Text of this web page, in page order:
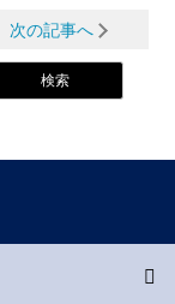
次の記事へ